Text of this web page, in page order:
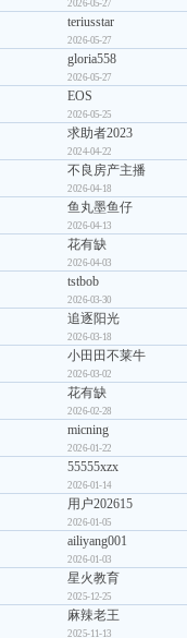
2026-05-27
teriusstar
2026-05-27
gloria558
2026-05-27
EOS
2026-05-25
求助者2023
2024-04-22
不良房产主播
2026-04-18
鱼丸墨鱼仔
2026-04-13
花有缺
2026-04-03
tstbob
2026-03-30
追逐阳光
2026-03-18
小田田不莱牛
2026-03-02
花有缺
2026-02-28
micning
2026-01-22
55555xzx
2026-01-14
用户202615
2026-01-05
ailiyang001
2026-01-03
星火教育
2025-12-25
麻辣老王
2025-11-13